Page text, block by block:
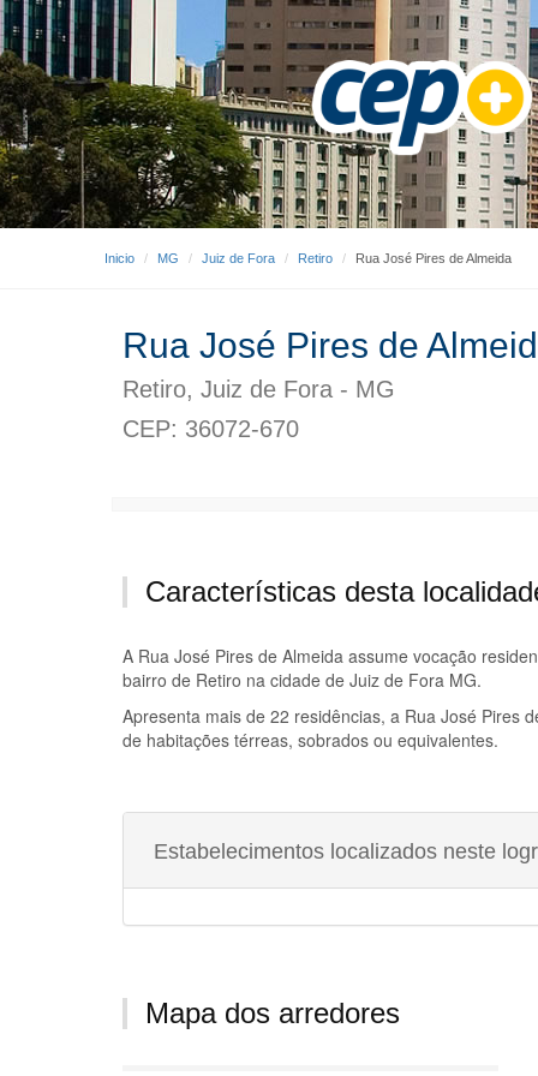
Inicio MG Juiz de Fora Retiro Rua José Pires de Almeida
Rua José Pires de
Retiro, Juiz de Fora - MG
CEP: 36072-670
Características desta
A Rua José Pires de Almeida assume vocação
bairro de Retiro na cidade de Juiz de Fora MG.
Apresenta mais de 22 residências, a Rua José Pires
de habitações térreas, sobrados ou equivalentes.
Estabelecimentos localizados neste
Mapa dos arredores